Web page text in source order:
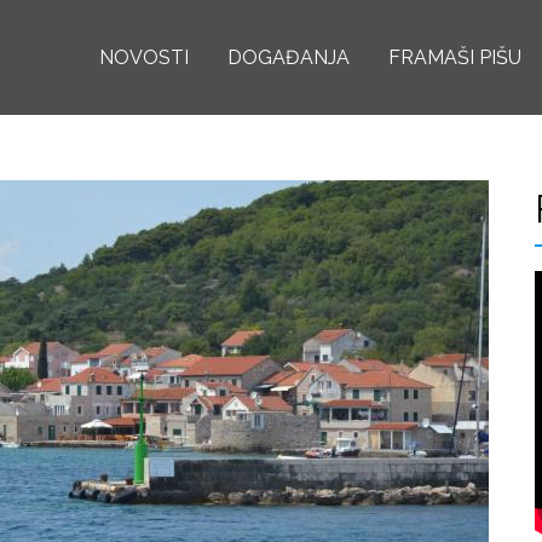
na
NOVOSTI DOGAĐANJA FRAMAŠI PIŠU